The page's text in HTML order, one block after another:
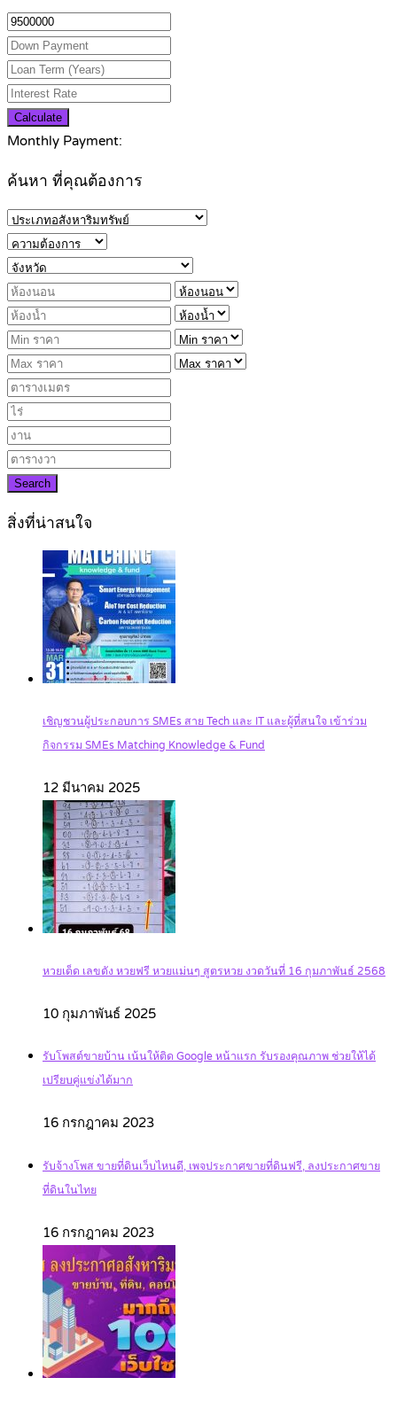
Calculate
Monthly Payment:
ค้นหา ที่คุณต้องการ
Search
สิ่งที่น่าสนใจ
เชิญชวนผู้ประกอบการ SMEs สาย Tech และ IT และผู้ที่สนใจ เข้าร่วม
กิจกรรม SMEs Matching Knowledge & Fund
12 มีนาคม 2025
หวยเด็ด เลขดัง หวยฟรี หวยแม่นๆ สูตรหวย งวดวันที่ 16 กุมภาพันธ์ 2568
10 กุมภาพันธ์ 2025
รับโพสต์ขายบ้าน เน้นให้ติด Google หน้าแรก รับรองคุณภาพ ช่วยให้ได้
เปรียบคู่แข่งได้มาก
16 กรกฎาคม 2023
รับจ้างโพส ขายที่ดินเว็บไหนดี, เพจประกาศขายที่ดินฟรี, ลงประกาศขาย
ที่ดินในไทย
16 กรกฎาคม 2023